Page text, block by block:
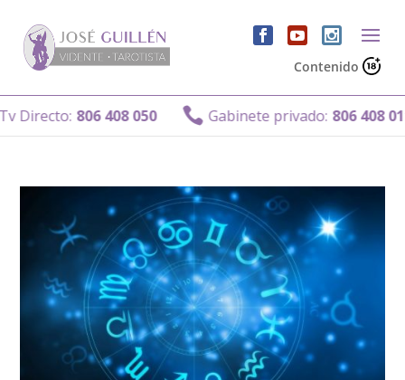
Contenido
Directo: 806 408 050  Gabinete privado: 806 408 011